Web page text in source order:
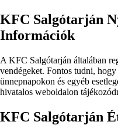
KFC Salgótarján
Információk
A KFC Salgótarján általában
vendégeket. Fontos tudni,
ünnepnapokon és egyéb
hivatalos weboldalon
KFC Salgótarján